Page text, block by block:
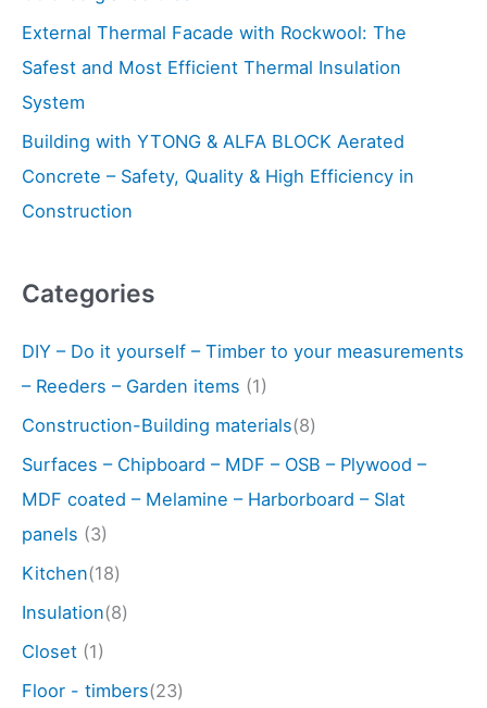
:External Thermal Facade with Rockwool: The
Safest and Most Efficient Thermal Insulation
System
Building with YTONG & ALFA BLOCK Aerated
Concrete – Safety, Quality & High Efficiency in
Construction
Categories
DIY – Do it yourself – Timber to your measurements
– Reeders – Garden items (1)
Construction-Building materials(8)
Surfaces – Chipboard – MDF – OSB – Plywood –
MDF coated – Melamine – Harborboard – Slat
panels (3)
Kitchen(18)
Insulation(8)
Closet (1)
Floor - timbers(23)